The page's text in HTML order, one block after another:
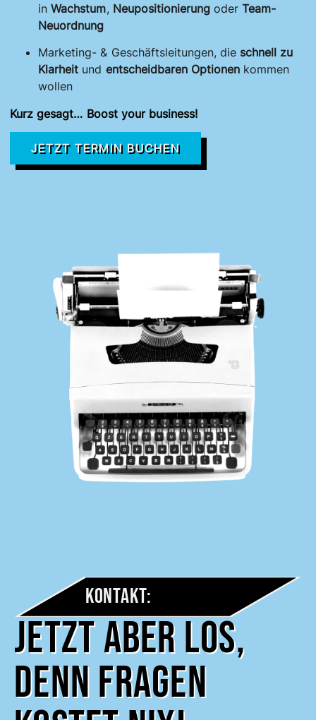
inWachstum, NeupositionierungoderTeam-
Neuordnung
Marketing- & Geschäftsleitungen, die schnell zu
Klarheit und entscheidbaren Optionen kommen
wollen
Kurz gesagt… Boost your business!
JETZT TERMIN BUCHEN
Kontakt:
Jetzt aber los,
denn Fragen